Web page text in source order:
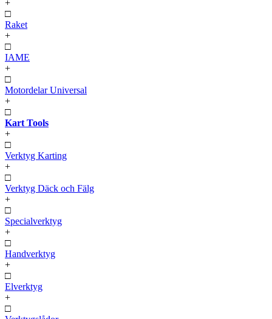
+
□
Raket
+
□
IAME
+
□
Motordelar Universal
+
□
Kart Tools
+
□
Verktyg Karting
+
□
Verktyg Däck och Fälg
+
□
Specialverktyg
+
□
Handverktyg
+
□
Elverktyg
+
□